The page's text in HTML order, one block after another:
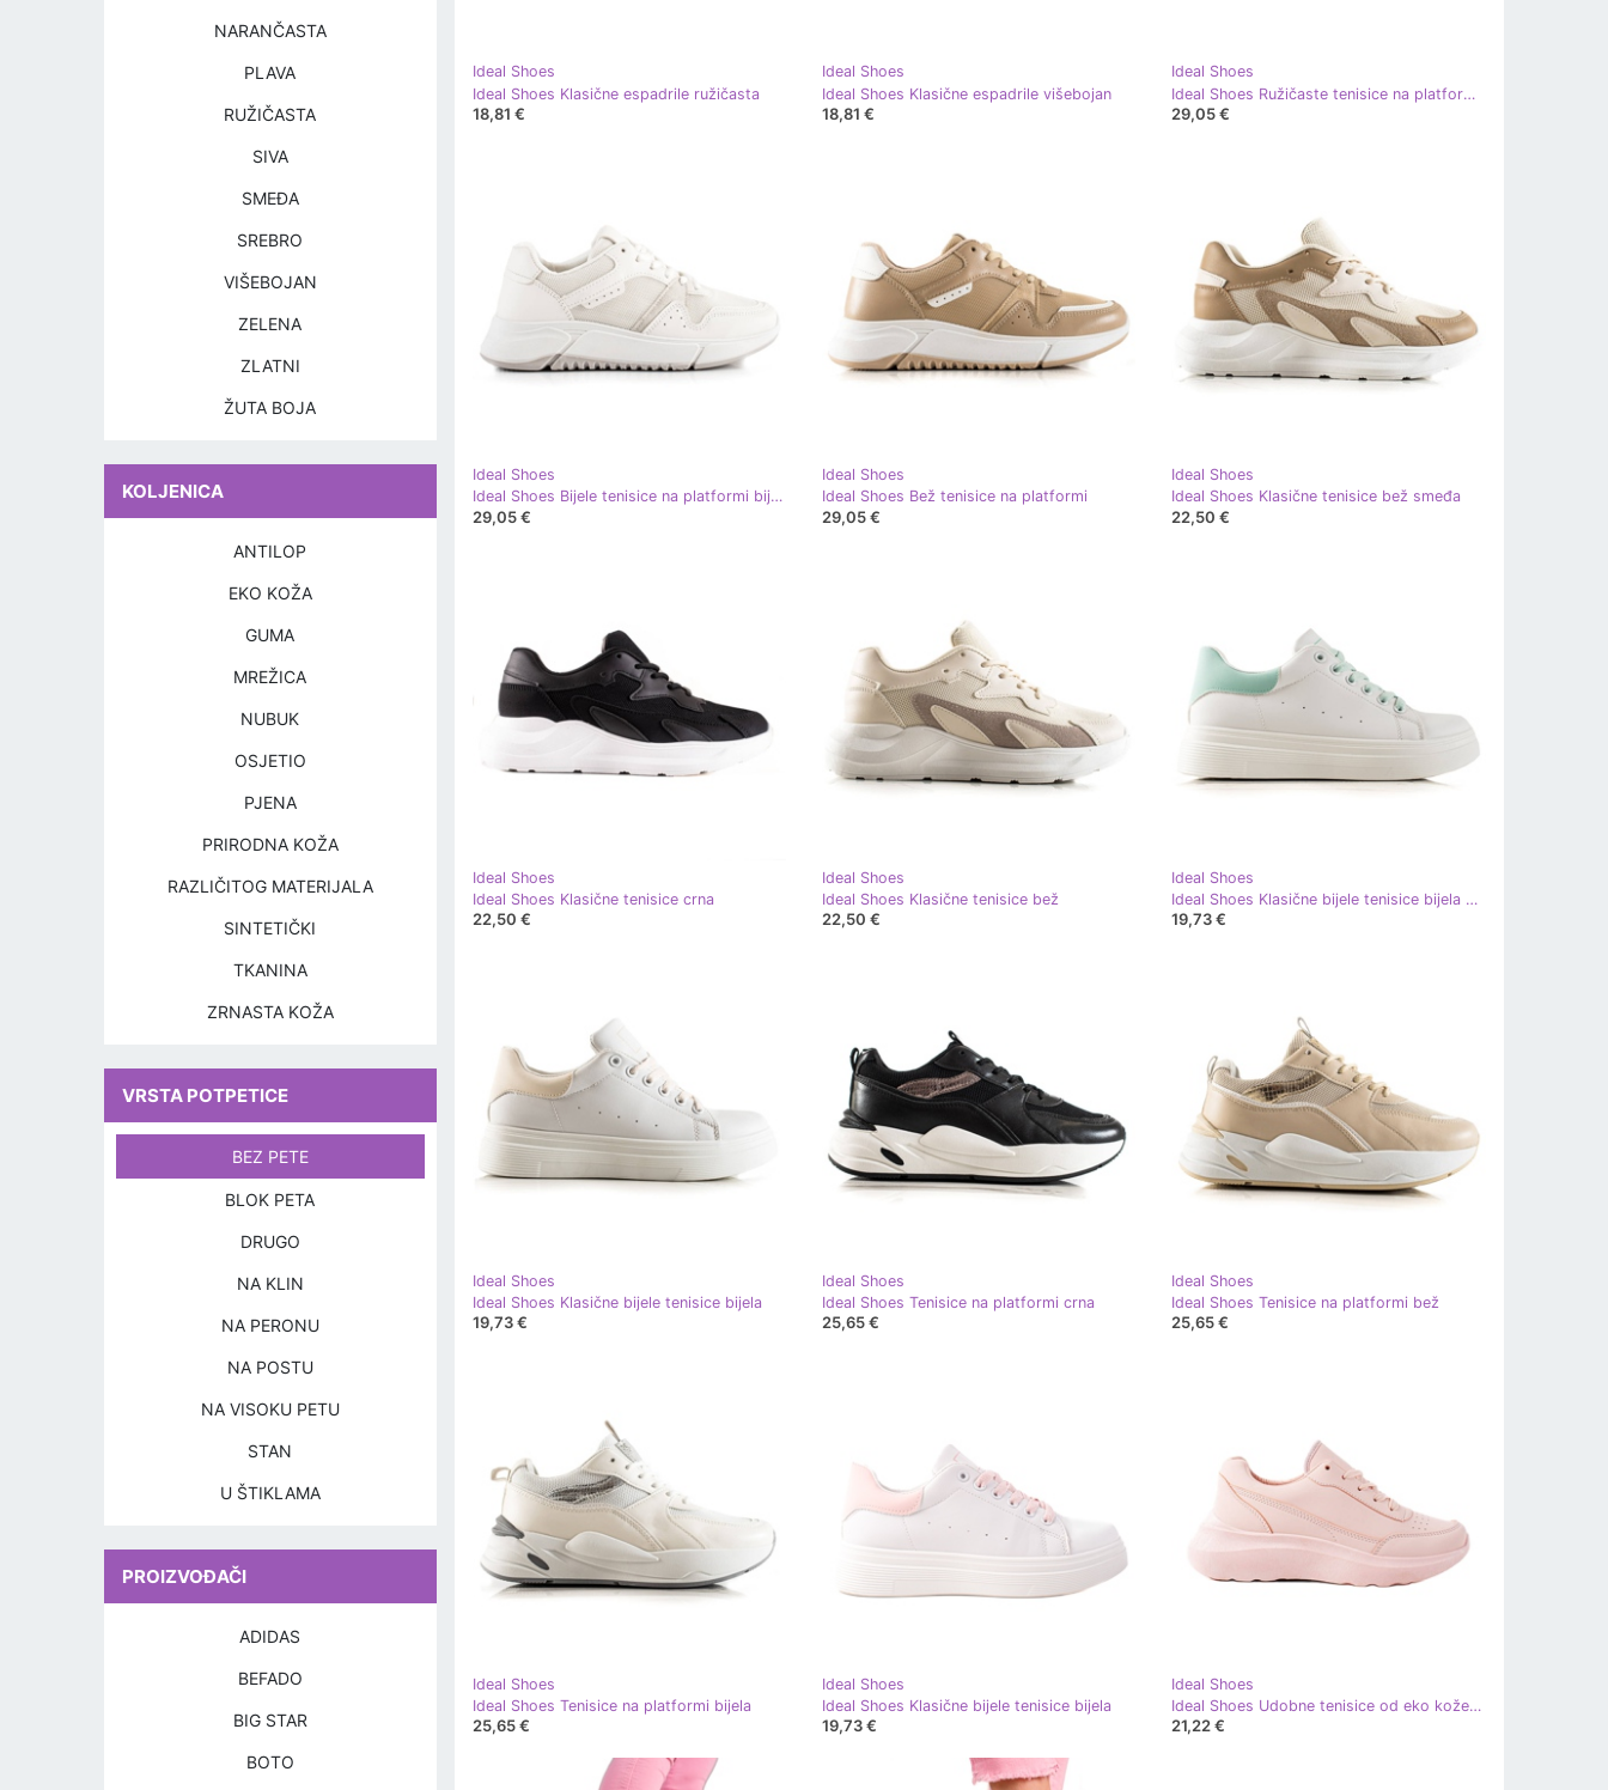
Ideal Shoes
Ideal Shoes Klasične espadrile ružičasta
18,81 €
Ideal Shoes
Ideal Shoes Klasične espadrile višebojan
18,81 €
Ideal Shoes
Ideal Shoes Ružičaste tenisice na platformi ružičasta
29,05 €
Ideal Shoes
Ideal Shoes Bijele tenisice na platformi bijela
29,05 €
Ideal Shoes
Ideal Shoes Bež tenisice na platformi
29,05 €
Ideal Shoes
Ideal Shoes Klasične tenisice bež smeđa
22,50 €
Ideal Shoes
Ideal Shoes Klasične tenisice crna
22,50 €
Ideal Shoes
Ideal Shoes Klasične tenisice bež
22,50 €
Ideal Shoes
Ideal Shoes Klasične bijele tenisice bijela zelena
19,73 €
Ideal Shoes
Ideal Shoes Klasične bijele tenisice bijela
19,73 €
Ideal Shoes
Ideal Shoes Tenisice na platformi crna
25,65 €
Ideal Shoes
Ideal Shoes Tenisice na platformi bež
25,65 €
Ideal Shoes
Ideal Shoes Tenisice na platformi bijela
25,65 €
Ideal Shoes
Ideal Shoes Klasične bijele tenisice bijela
19,73 €
Ideal Shoes
Ideal Shoes Udobne tenisice od eko kože ružičasta
21,22 €
NARANČASTA
PLAVA
RUŽIČASTA
SIVA
SMEĐA
SREBRO
VIŠEBOJAN
ZELENA
ZLATNI
ŽUTA BOJA
KOLJENICA
ANTILOP
EKO KOŽA
GUMA
MREŽICA
NUBUK
OSJETIO
PJENA
PRIRODNA KOŽA
RAZLIČITOG MATERIJALA
SINTETIČKI
TKANINA
ZRNASTA KOŽA
VRSTA POTPETICE
BEZ PETE
BLOK PETA
DRUGO
NA KLIN
NA PERONU
NA POSTU
NA VISOKU PETU
STAN
U ŠTIKLAMA
PROIZVOĐAČI
ADIDAS
BEFADO
BIG STAR
BOTO